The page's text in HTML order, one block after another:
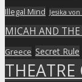
Illegal Mind Jesika
MICAH AND THE
Greece Secret Rule